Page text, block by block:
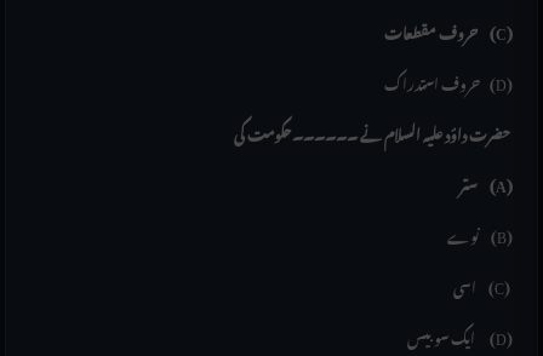
حروف مقطعات (C)
حروف استدراک (D)
ستر (A)
نوے (B)
اسی (C)
ایک سو بیس (D)